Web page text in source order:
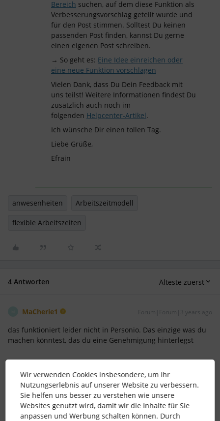
Bereich suchen, auf dem diese Funktion als
Verbesserungsvorschlag geteilt wurde und
für den Post stimmen. Solltest Du keinen
passenden Post finden, kannst Du gerne
einen eigenen Post schreiben.
→ So geht es: Eine Idee einreichen oder
eine neue Funktion vorschlagen
Vielen Dank, dass Du Dein Feedback mit
uns teilst! Weitere Informationen findest Du
zusätzlich auch noch im
folgenden Helpcenter-Artikel.
Ich wünsche Dir einen tollen Tag.
Liebe Grüße,
Efrain
anwesenheiten Arbeitszeitmodell
flexible Arbeitszeiten
4 Antworten Älteste zuerst
MaCherie1 Forum|Forum|3 years ago
das funktioniert leider nicht in Personio. Das einzige was du
machen könntest, das du eine Genehmigung hinterlegst
Wir verwenden Cookies insbesondere, um Ihr
Nutzungserlebnis auf unserer Website zu verbessern.
Sie helfen uns besser zu verstehen wie unsere
Websites genutzt wird, damit wir die Inhalte für Sie
anpassen und Werbung schalten können. Durch